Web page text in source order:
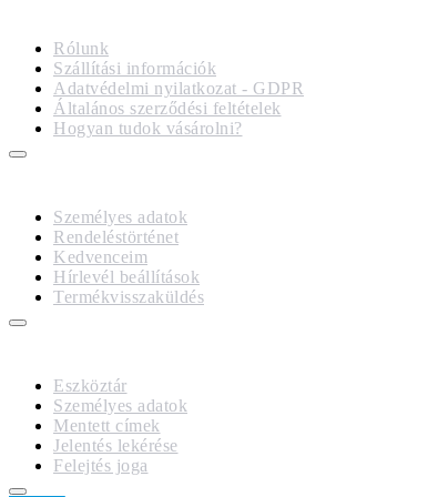
Rólunk
Szállítási információk
Adatvédelmi nyilatkozat - GDPR
Általános szerződési feltételek
Hogyan tudok vásárolni?
Személyes adatok
Rendeléstörténet
Kedvenceim
Hírlevél beállítások
Termékvisszaküldés
Eszköztár
Személyes adatok
Mentett címek
Jelentés lekérése
Felejtés joga